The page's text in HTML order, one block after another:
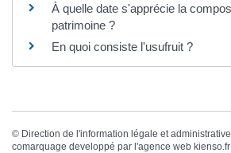
À quelle date s'apprécie la
patrimoine ?
En quoi consiste l'usufruit ?
© Direction de l'information légale et administrative
comarquage developpé par l'agence web kienso.fr